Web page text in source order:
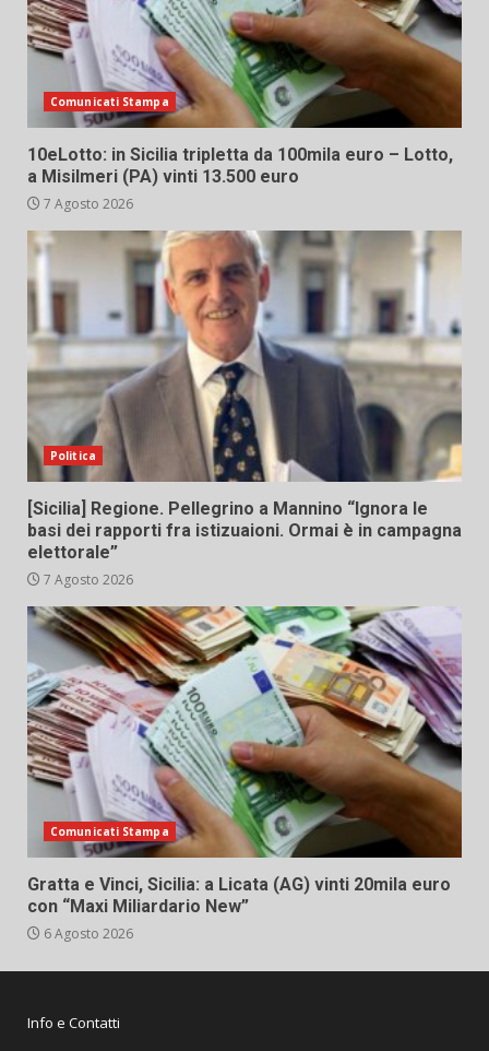
Comunicati Stampa
10eLotto: in Sicilia tripletta da 100mila euro – Lotto,
a Misilmeri (PA) vinti 13.500 euro
7 Agosto 2026
Politica
[Sicilia] Regione. Pellegrino a Mannino “Ignora le
basi dei rapporti fra istizuaioni. Ormai è in campagna
elettorale”
7 Agosto 2026
Comunicati Stampa
Gratta e Vinci, Sicilia: a Licata (AG) vinti 20mila euro
con “Maxi Miliardario New”
6 Agosto 2026
Info e Contatti